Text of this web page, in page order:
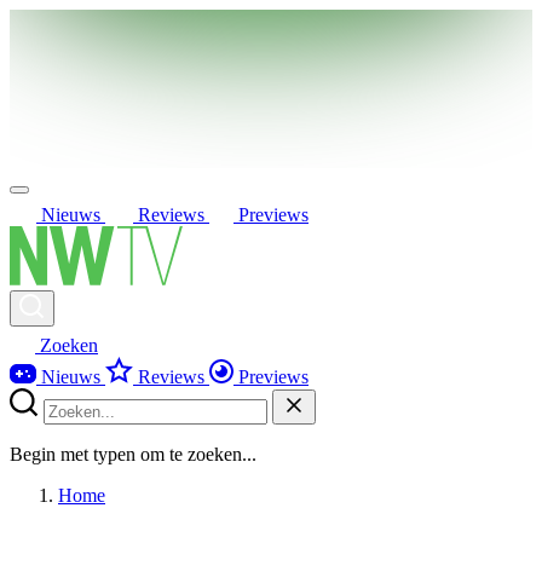
Nieuws Reviews Previews
Zoeken
Nieuws
Reviews Previews
Begin met typen om te zoeken...
Home